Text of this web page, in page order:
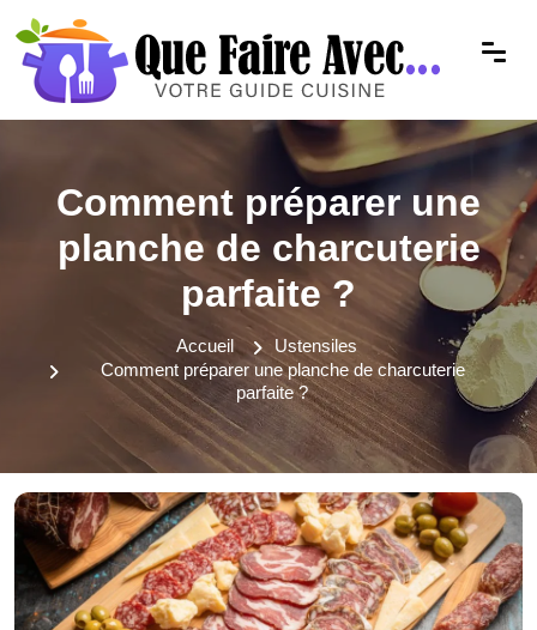
Comment préparer une
planche de charcuterie
parfaite ?
Accueil
Ustensiles
Comment préparer une planche de charcuterie
parfaite ?